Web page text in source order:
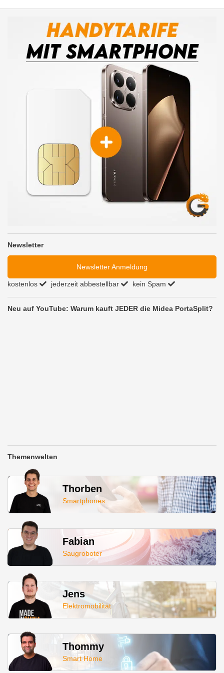
Newsletter
Newsletter Anmeldung
kostenlos jederzeit abbestellbar kein Spam
Neu auf YouTube: Warum kauft JEDER die Midea PortaSplit?
Themenwelten
Thorben
Smartphones
Fabian
Saugroboter
Jens
Elektromobilität
Thommy
Smart Home